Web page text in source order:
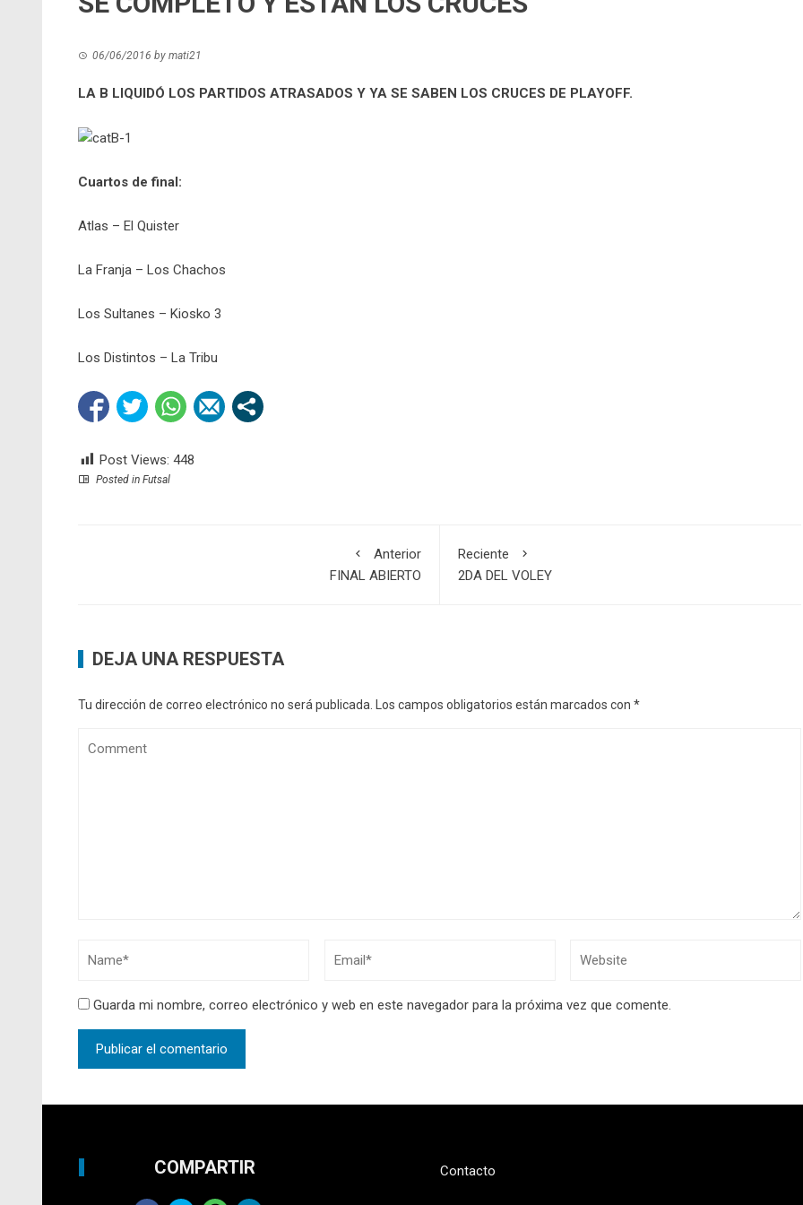
06/06/2016 by mati21
LA B LIQUIDÓ LOS PARTIDOS ATRASADOS Y YA SE SABEN LOS CRUCES DE PLAYOFF.
Cuartos de final:
Atlas – El Quister
La Franja – Los Chachos
Los Sultanes – Kiosko 3
Los Distintos – La Tribu
Post Views: 448
Posted in Futsal
Anterior
FINAL ABIERTO
Reciente
2DA DEL VOLEY
DEJA UNA RESPUESTA
Tu dirección de correo electrónico no será publicada. Los campos obligatorios están marcados con *
Guarda mi nombre, correo electrónico y web en este navegador para la próxima vez que comente.
COMPARTIR Contacto